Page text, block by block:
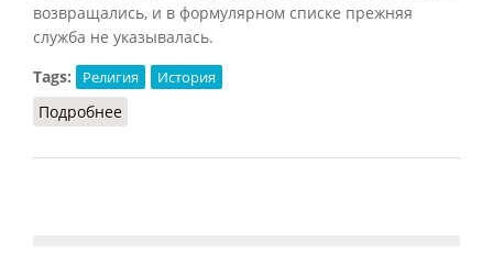
возвращались, и в формулярном списке прежняя
служба не указывалась.
Tags:
Религия История
Подробнее